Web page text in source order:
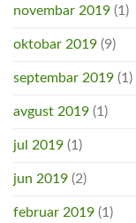
novembar 2019 (1)
oktobar 2019 (9)
septembar 2019 (1)
avgust 2019 (1)
jul 2019 (1)
jun 2019 (2)
februar 2019 (1)